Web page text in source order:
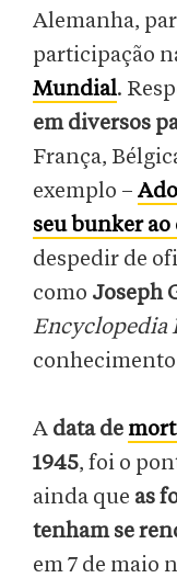
Alemanha,
participação
Mundial.
em diversos
França,
exemplo –
seu bunker
despedir de
como Joseph
Encyclopedia
A data de
1945, foi o
ainda que as
tenham se
em 7 de maio